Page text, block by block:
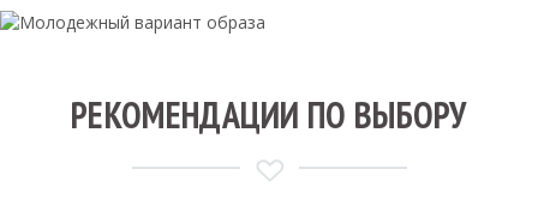
РЕКОМЕНДАЦИИ ПО ВЫБОРУ